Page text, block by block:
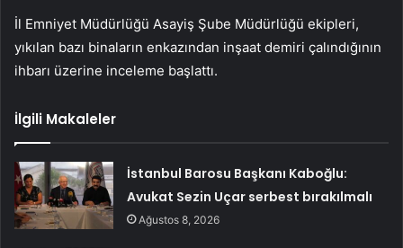
İl Emniyet Müdürlüğü Asayiş Şube Müdürlüğü ekipleri,
yıkılan bazı binaların enkazından inşaat demiri çalındığının
ihbarı üzerine inceleme başlattı.
İlgili Makaleler
İstanbul Barosu Başkanı Kaboğlu:
Avukat Sezin Uçar serbest bırakılmalı
Ağustos 8, 2026